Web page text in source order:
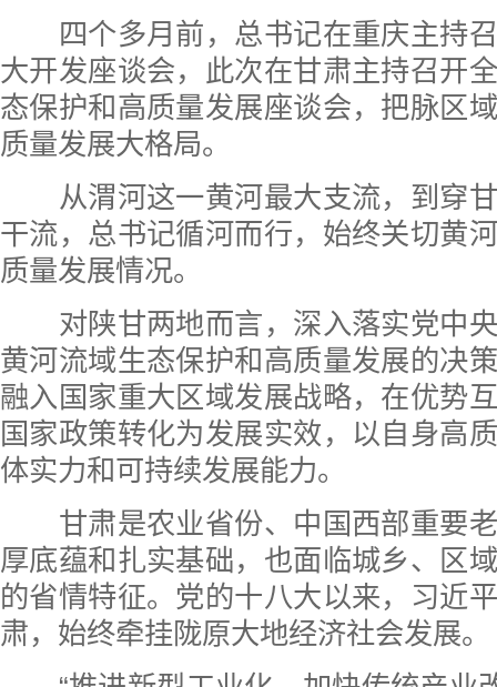
四个多月前，总书记在重庆主持召
大开发座谈会，此次在甘肃主持召开
态保护和高质量发展座谈会，把脉区
质量发展大格局。
从渭河这一黄河最大支流，到穿甘
干流，总书记循河而行，始终关切黄
质量发展情况。
对陕甘两地而言，深入落实党中央
黄河流域生态保护和高质量发展的决
融入国家重大区域发展战略，在优势
国家政策转化为发展实效，以自身高
体实力和可持续发展能力。
甘肃是农业省份、中国西部重要老
厚底蕴和扎实基础，也面临城乡、区
的省情特征。党的十八大以来，习近
肃，始终牵挂陇原大地经济社会发展。